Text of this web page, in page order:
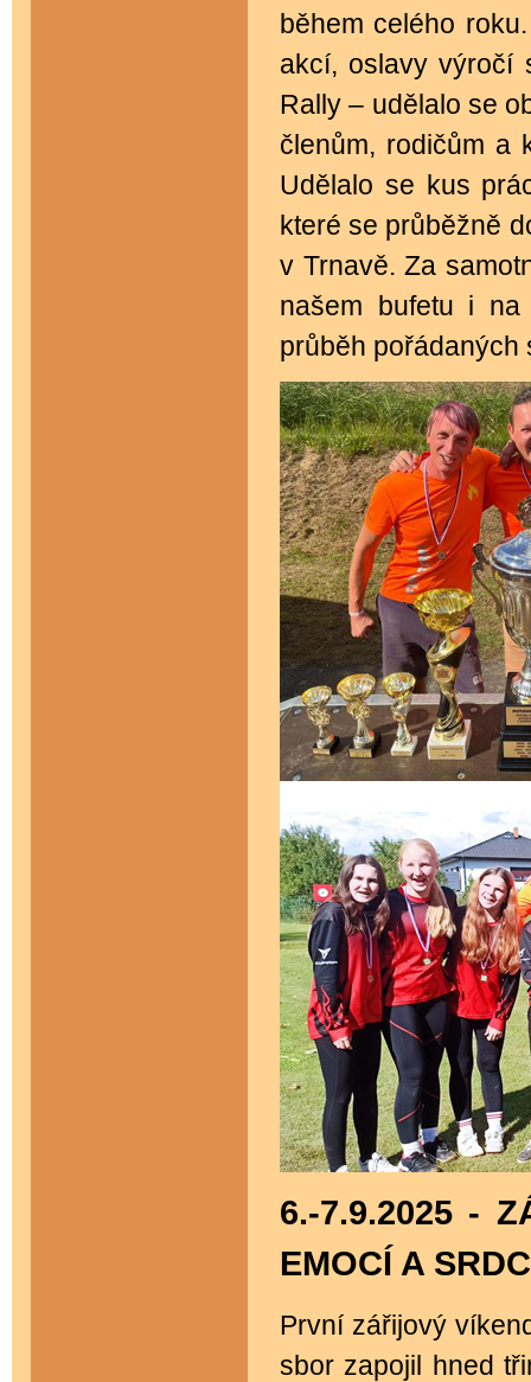
během celého
akcí, oslavy výročí
Rally – udělalo se
členům, rodičům a
Udělalo se kus
které se průběžně
v Trnavě. Za
našem bufetu i na
průběh pořádaných
6.-7.9.2025 -
EMOCÍ A
První zářijový
sbor zapojil hned